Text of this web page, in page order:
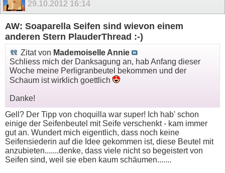
29.10.2012 16:14
AW: Soaparella Seifen sind wievon einem
anderen Stern PlauderThread :-)
Zitat von Mademoiselle Annie
Schliess mich der Danksagung an, hab Anfang dieser
Woche meine Perligranbeutel bekommen und der
Schaum ist wirklich goettlich
Danke!
Gell? Der Tipp von choquilla war super! Ich hab' schon
einige der Seifenbeutel mit Seife verschenkt - kam immer
gut an. Wundert mich eigentlich, dass noch keine
Seifensiederin auf die Idee gekommen ist, diese Beutel mit
anzubieten.......denke, dass viele nicht so begeistert von
Seifen sind, weil sie eben kaum schäumen.......